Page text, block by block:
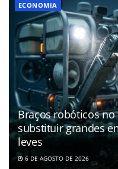
ECONOMIA
Braços robóticos
substituir grandes
leves
6 DE AGOSTO DE 2026